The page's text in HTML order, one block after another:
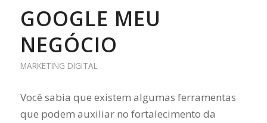
GOOGLE MEU
NEGÓCIO
MARKETING DIGITAL
Você sabia que existem algumas ferramentas
que podem auxiliar no fortalecimento da